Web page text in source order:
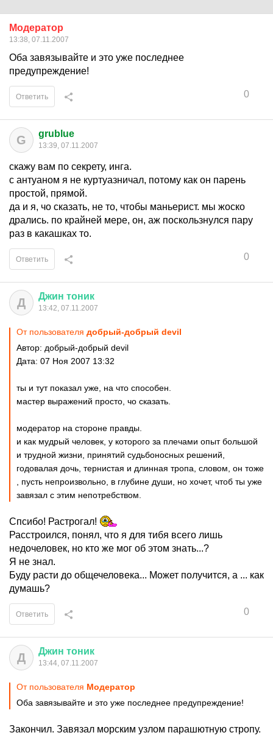
Модератор
13:38, 07.11.2007
Оба завязывайте и это уже последнее
предупреждение!
0
Ответить
G grublue
13:39, 07.11.2007
скажу вам по секрету, инга.
с антуаном я не куртуазничал, потому как он парень
простой, прямой.
да и я, чо сказать, не то, чтобы маньерист. мы жоско
дрались. по крайней мере, он, аж поскользнулся пару
раз в какашках то.
0
Ответить
Д Джин тоник
13:42, 07.11.2007
От пользователя добрый-добрый devil
Автор: добрый-добрый devil
Дата: 07 Ноя 2007 13:32
ты и тут показал уже, на что способен.
мастер выражений просто, чо сказать.
модератор на стороне правды.
и как мудрый человек, у которого за плечами опыт большой
и трудной жизни, принятий судьбоносных решений,
годовалая дочь, тернистая и длинная тропа, словом, он тоже
, пусть непроизвольно, в глубине души, но хочет, чтоб ты уже
завязал с этим непотребством.
Спсибо! Растрогал!
Расстроился, понял, что я для тибя всего лишь
недочеловек, но кто же мог об этом знать...?
Я не знал.
Буду расти до общечеловека... Может получится, а ... как
думашь?
0
Ответить
Д Джин тоник
13:44, 07.11.2007
От пользователя Модератор
Оба завязывайте и это уже последнее предупреждение!
Закончил. Завязал морским узлом парашютную стропу.